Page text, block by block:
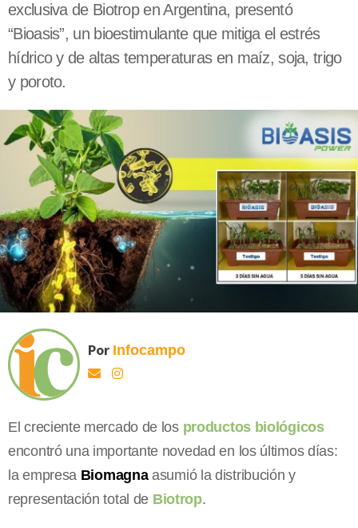
exclusiva de Biotrop en Argentina, presentó
“Bioasis”, un bioestimulante que mitiga el estrés
hídrico y de altas temperaturas en maíz, soja, trigo
y poroto.
Por Infocampo
El creciente mercado de los productos biológicos
encontró una importante novedad en los últimos días:
la empresa Biomagnaasumió la distribución y
representación total de Biotrop.